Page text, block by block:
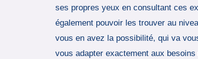
ses propres yeux en consultant ces
également pouvoir les trouver au
vous en avez la possibilité, qui va
vous adapter exactement aux